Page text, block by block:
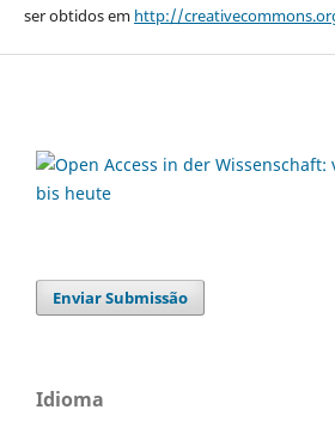
ser obtidos em http://
Enviar Submissão
Idioma